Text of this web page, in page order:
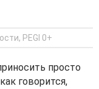
, PEGI 0+
просто
говорится,